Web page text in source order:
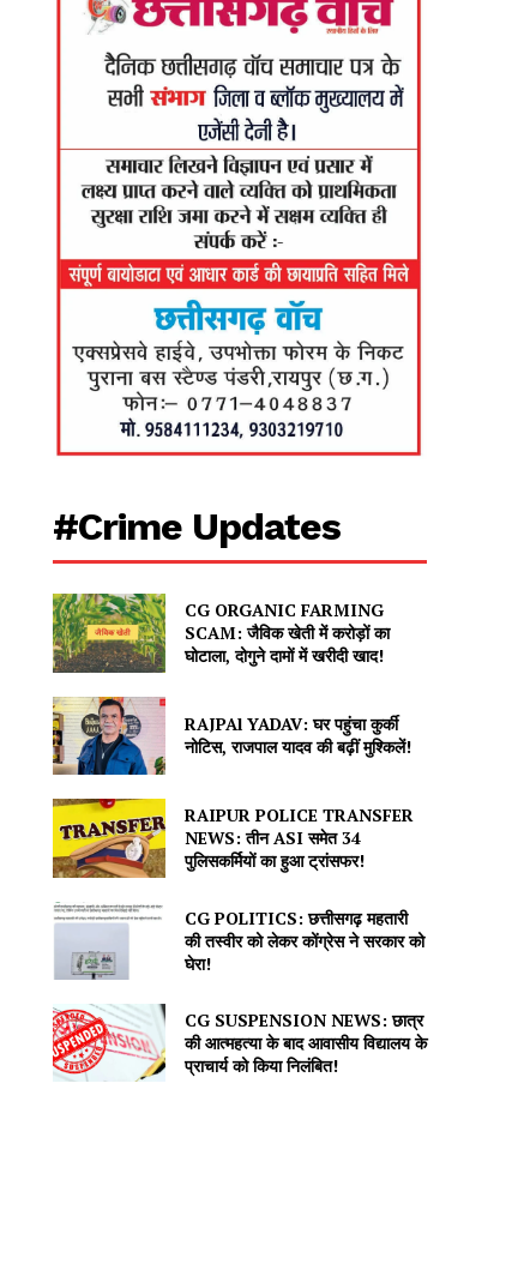
#Crime Updates
CG ORGANIC FARMING
SCAM: जैविक खेती में करोड़ों का
घोटाला, दोगुने दामों में खरीदी खाद!
RAJPAl YADAV: घर पहुंचा कुर्की
नोटिस, राजपाल यादव की बढ़ीं मुश्किलें!
RAIPUR POLICE TRANSFER
NEWS: तीन ASI समेत 34
पुलिसकर्मियों का हुआ ट्रांसफर!
CG POLITICS: छत्तीसगढ़ महतारी
की तस्वीर को लेकर कोंग्रेस ने सरकार को
घेरा!
CG SUSPENSION NEWS: छात्र
की आत्महत्या के बाद आवासीय विद्यालय के
प्राचार्य को किया निलंबित!